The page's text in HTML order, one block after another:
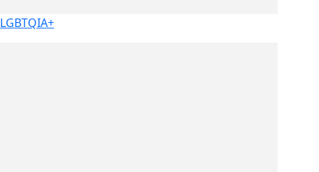
LGBTQIA+